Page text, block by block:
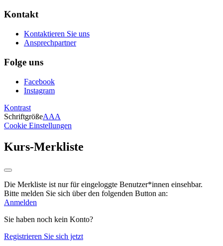
Kontakt
Kontaktieren Sie uns
Ansprechpartner
Folge uns
Facebook
Instagram
Kontrast
SchriftgrößeAAA
Cookie Einstellungen
Kurs-Merkliste
Die Merkliste ist nur für eingeloggte Benutzer*innen einsehbar.
Bitte melden Sie sich über den folgenden Button an:
Anmelden
Sie haben noch kein Konto?
Registrieren Sie sich jetzt